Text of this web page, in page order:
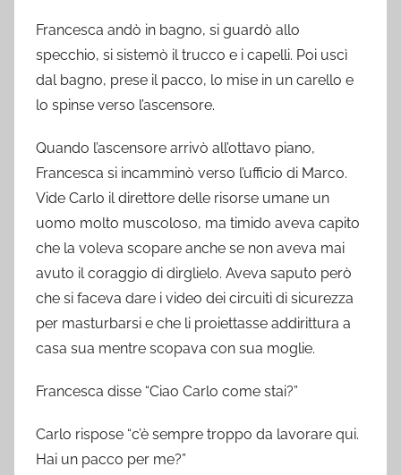
Francesca andò in bagno, si guardò allo
specchio, si sistemò il trucco e i capelli. Poi uscì
dal bagno, prese il pacco, lo mise in un carello e
lo spinse verso l’ascensore.
Quando l’ascensore arrivò all’ottavo piano,
Francesca si incamminò verso l’ufficio di Marco.
Vide Carlo il direttore delle risorse umane un
uomo molto muscoloso, ma timido aveva capito
che la voleva scopare anche se non aveva mai
avuto il coraggio di dirglielo. Aveva saputo però
che si faceva dare i video dei circuiti di sicurezza
per masturbarsi e che li proiettasse addirittura a
casa sua mentre scopava con sua moglie.
Francesca disse “Ciao Carlo come stai?”
Carlo rispose “c’è sempre troppo da lavorare qui.
Hai un pacco per me?”